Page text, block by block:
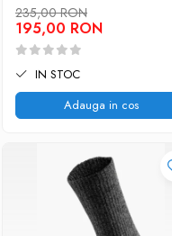
235,00 RON
195,00 RON
IN STOC
Adauga in cos